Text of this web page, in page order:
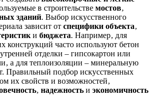
в строительстве мостов‚
зданий. Выбор искусственного
зависит от специфики объекта‚
и бюджета. Например‚ для
конструкций часто используют бетон
отделки – гипсокартон или
а для теплоизоляции – минеральную
Правильный подбор искусственных
их свойств и возможностей‚
‚ надежность и экономичность